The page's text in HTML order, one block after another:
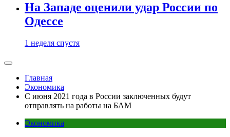
На Западе оценили удар России по
Одессе
1 неделя спустя
Главная
Экономика
С июня 2021 года в России заключенных будут
отправлять на работы на БАМ
Экономика